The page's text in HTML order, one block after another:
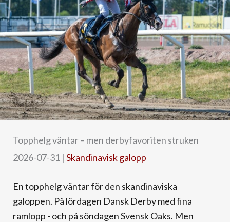
Topphelg väntar – men derbyfavoriten struken
2026-07-31 | Skandinavisk galopp
En topphelg väntar för den skandinaviska
galoppen. På lördagen Dansk Derby med fina
ramlopp - och på söndagen Svensk Oaks. Men